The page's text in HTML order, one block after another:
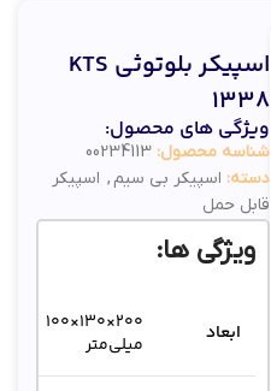
اسپیکر بلوتوثی KTS
1338
ویژگی های محصول:
شناسه محصول: 00234113
دسته: اسپیکر بی سیم , اسپیکر
قابل حمل
ویژگی ها:
ابعاد
۲۰۰×۱۳۰×۱۰۰
میلی‌متر